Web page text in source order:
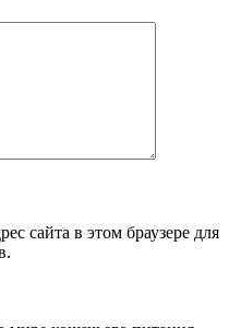
сайта в этом браузере для